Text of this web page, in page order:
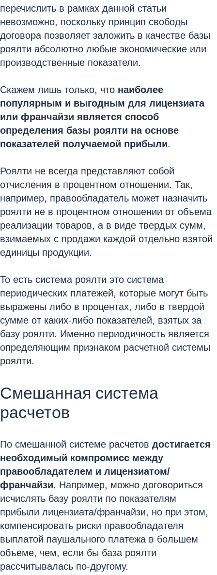
перечислить в рамках данной статьи
невозможно, поскольку принцип свободы
договора позволяет заложить в качестве базы
роялти абсолютно любые экономические или
производственные показатели.
Скажем лишь только, что наиболее
популярным и выгодным для лицензиата
или франчайзи является способ
определения базы роялти на основе
показателей получаемой прибыли.
Роялти не всегда представляют собой
отчисления в процентном отношении. Так,
например, правообладатель может назначить
роялти не в процентном отношении от объема
реализации товаров, а в виде твердых сумм,
взимаемых с продажи каждой отдельно взятой
единицы продукции.
То есть система роялти это система
периодических платежей, которые могут быть
выражены либо в процентах, либо в твердой
сумме от каких-либо показателей, взятых за
базу роялти. Именно периодичность является
определяющим признаком расчетной системы
роялти.
Смешанная система
расчетов
По смешанной системе расчетов достигается
необходимый компромисс между
правообладателем и лицензиатом/
франчайзи. Например, можно договориться
исчислять базу роялти по показателям
прибыли лицензиата/франчайзи, но при этом,
компенсировать риски правообладателя
выплатой паушального платежа в большем
объеме, чем, если бы база роялти
рассчитывалась по-другому.